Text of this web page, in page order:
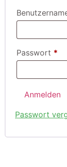
Passwort *
Anmelden
Passwort